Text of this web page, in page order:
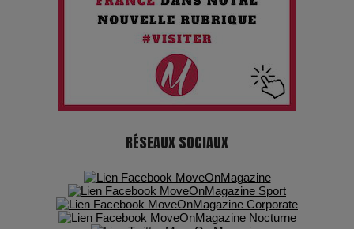
Les dessous de la fast fashion : un désastre écologique en
7 Techniques Secrètes des Photographes de Stars
Adieu Jean-Pat : rire au bord du précipice
Pharaonic Festival 2025 : 10 ans d’électro sous les
montagnes, une fête à ne pas manquer
RÉSEAUX SOCIAUX